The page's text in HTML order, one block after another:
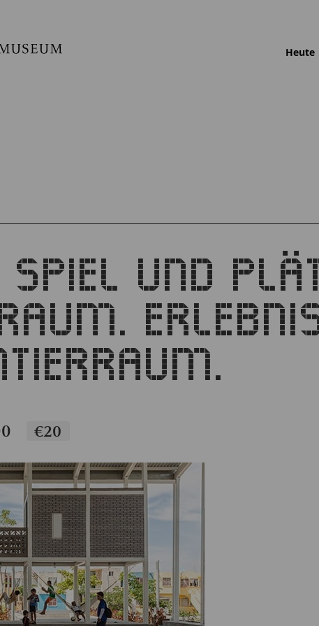
Heute
SPIEL UND
€20